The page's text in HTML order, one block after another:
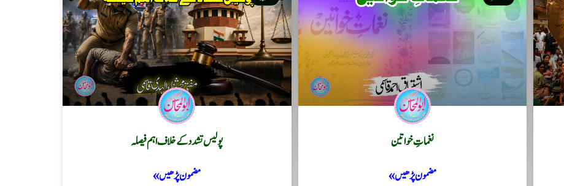
نغماتِ خواتین
مضمون پڑھیں »
پولیس تشدد کے خلاف اہم فیصلہ
مضمون پڑھیں »